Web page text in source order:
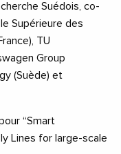
Suédois, co-
Supérieure des
TU
Group
(Suède) et
“Smart
Lines for large-scale